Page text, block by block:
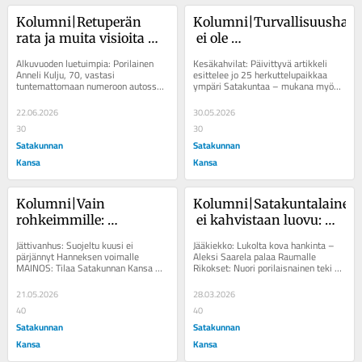
Kolumni|Retuperän
rata ja muita visioita
Alkuvuoden luetuimpia: Porilainen
Anneli Kulju, 70, vastasi
tuntemattomaan numeroon autossa
euro"...
22.06.2026
30
Satakunnan
Kansa
ei ole
pikkukunnan
monimediamylläkkä
Kesäkahvilat: Päivittyvä artikkeli
esittelee jo 25 herkuttelupaikkaa
ympäri Satakuntaa – mukana myös
täysin uusia kohteita Retkelle:...
30.05.2026
30
Satakunnan
Kansa
Kolumni|Vain
rohkeimmille:
kylätielle?
Jättivanhus: Suojeltu kuusi ei
pärjännyt Hanneksen voimalle
MAINOS: Tilaa Satakunnan Kansa
rohkeimmille: uskallatko...
21.05.2026
40
Satakunnan
Kansa
Kolumni|Satakuntalainen
ei kahvistaan luovu:
kaffeelle!”
Jääkiekko: Lukolta kova hankinta –
Aleksi Saarela palaa Raumalle
Rikokset: Nuori porilaisnainen teki
Helsingin-reissuja keväällä ja
kesällä...
28.03.2026
40
Satakunnan
Kansa